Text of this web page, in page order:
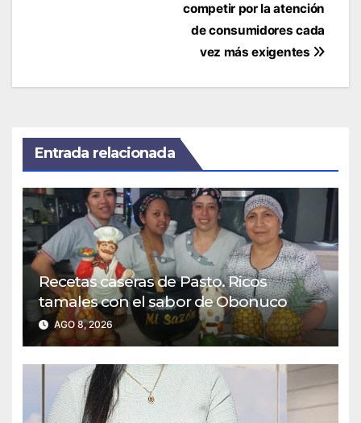
competir por la atención
de consumidores cada
vez más exigentes
Entrada relacionada
Recetas caseras de Pasto. Ricos
tamales con el sabor de Obonuco
AGO 8, 2026